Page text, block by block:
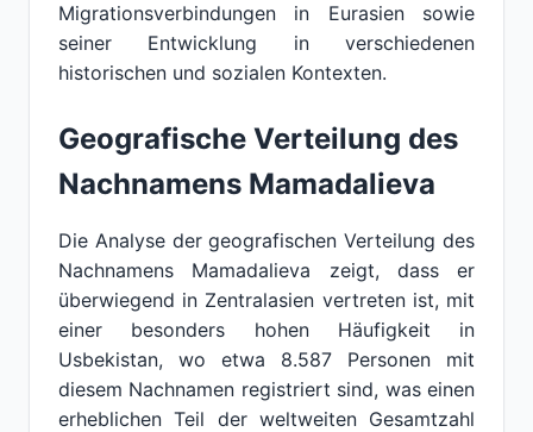
Migrationsverbindungen in Eurasien sowie
seiner Entwicklung in verschiedenen
historischen und sozialen Kontexten.
Geografische Verteilung des
Nachnamens Mamadalieva
Die Analyse der geografischen Verteilung des
Nachnamens Mamadalieva zeigt, dass er
überwiegend in Zentralasien vertreten ist, mit
einer besonders hohen Häufigkeit in
Usbekistan, wo etwa 8.587 Personen mit
diesem Nachnamen registriert sind, was einen
erheblichen Teil der weltweiten Gesamtzahl